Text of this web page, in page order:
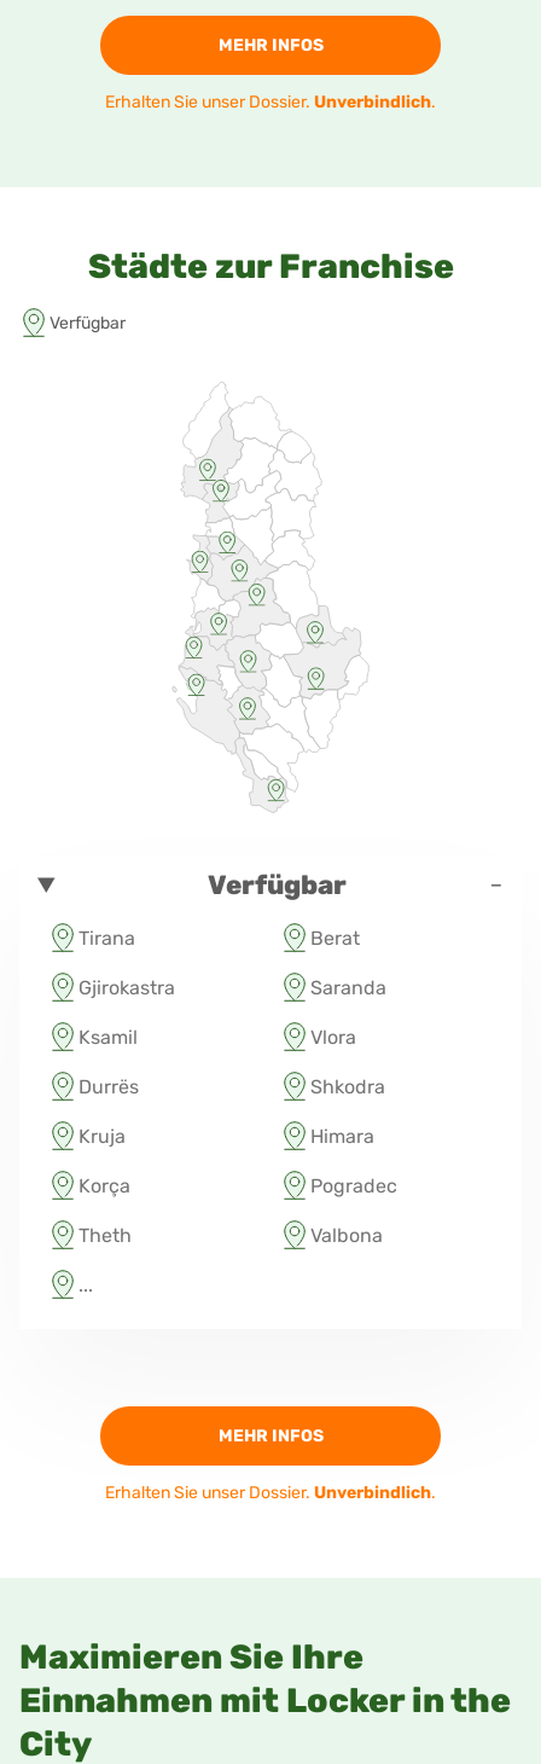
MEHR INFOS
Erhalten Sie unser Dossier. Unverbindlich.
Städte zur Franchise
Verfügbar
Verfügbar -
Tirana Berat
Gjirokastra Saranda
Ksamil Vlora
Durrës Shkodra
Kruja Himara
Korça Pogradec
Theth Valbona
...
MEHR INFOS
Erhalten Sie unser Dossier. Unverbindlich.
Maximieren Sie Ihre
Einnahmen mit Locker in the
City